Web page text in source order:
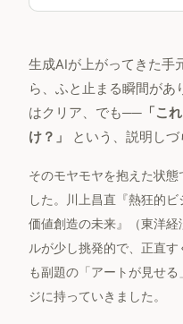
生成AIが上がってきた手
ら、ふと止まる瞬間があ
はクリア、でも── 「こ
け？」
という、説明しづ
そのモヤモヤを抱えた状
した。川上昌直『熱狂的
価値創造の未来』（東洋
ルが少し挑発的で、正直
も副題の「アートが見せ
ジに持っていきました。